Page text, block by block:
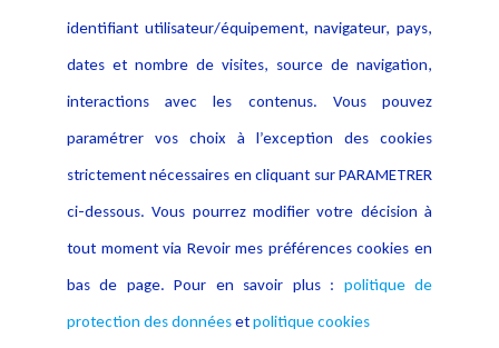
identifiant utilisateur/équipement, navigateur, pays,
dates et nombre de visites, source de navigation,
interactions avec les contenus. Vous pouvez
paramétrer vos choix à l’exception des cookies
strictement nécessaires en cliquant sur PARAMETRER
ci-dessous. Vous pourrez modifier votre décision à
tout moment via Revoir mes préférences cookies en
bas de page. Pour en savoir plus : politique de
protection des donnéesetpolitique cookies